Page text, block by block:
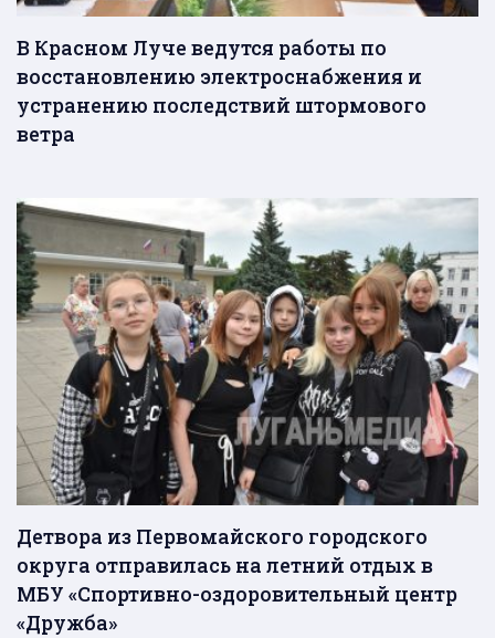
В Красном Луче ведутся работы по
восстановлению электроснабжения и
устранению последствий штормового
ветра
Детвора из Первомайского городского
округа отправилась на летний отдых в
МБУ «Спортивно-оздоровительный центр
«Дружба»